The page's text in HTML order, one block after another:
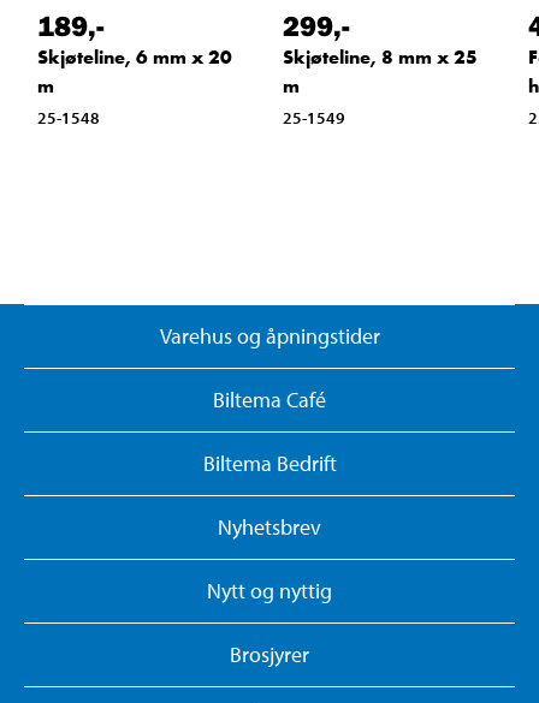
189,-
Skjøteline, 6 mm x 20
m
25-1548
299,-
Skjøteline, 8 mm x 25
m
25-1549
Varehus og åpningstider
Biltema Café
Biltema Bedrift
Nyhetsbrev
Nytt og nyttig
Brosjyrer